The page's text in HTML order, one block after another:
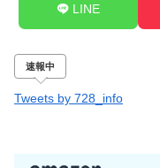
LINE
速報中
Tweets by 728_info